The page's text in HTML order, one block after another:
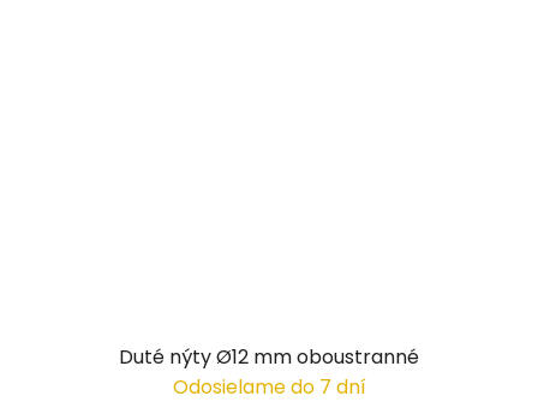
Duté nýty Ø12 mm oboustranné
Odosielame do 7 dní